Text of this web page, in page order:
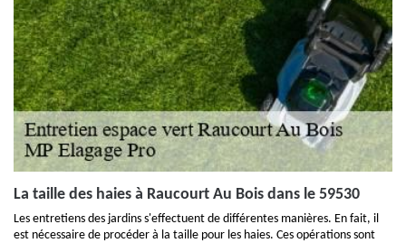
La taille des haies à Raucourt Au Bois dans le 59530
Les entretiens des jardins s'effectuent de différentes manières. En fait, il
est nécessaire de procéder à la taille pour les haies. Ces opérations sont